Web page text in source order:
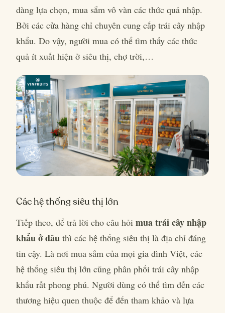
dàng lựa chọn, mua sắm vô vàn các thức quả nhập.
Bởi các cửa hàng chỉ chuyên cung cấp trái cây nhập
khẩu. Do vậy, người mua có thể tìm thấy các thức
quả ít xuất hiện ở siêu thị, chợ trời,…
Các hệ thống siêu thị lớn
Tiếp theo, để trả lời cho câu hỏi mua trái cây nhập
khẩu ở đâu thì các hệ thống siêu thị là địa chỉ đáng
tin cậy. Là nơi mua sắm của mọi gia đình Việt, các
hệ thống siêu thị lớn cũng phân phối trái cây nhập
khẩu rất phong phú. Người dùng có thể tìm đến các
thương hiệu quen thuộc để đến tham khảo và lựa